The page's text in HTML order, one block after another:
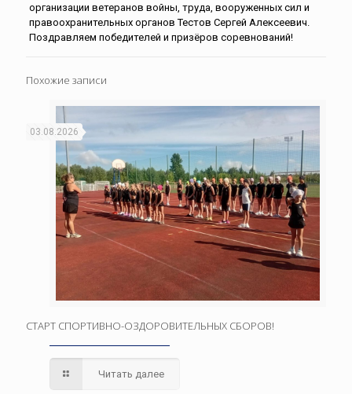
организации ветеранов войны, труда, вооруженных сил и
правоохранительных органов Тестов Сергей Алексеевич.
Поздравляем победителей и призёров соревнований!
Похожие записи
03.08.2026
СТАРТ СПОРТИВНО-ОЗДОРОВИТЕЛЬНЫХ СБОРОВ!
Читать далее